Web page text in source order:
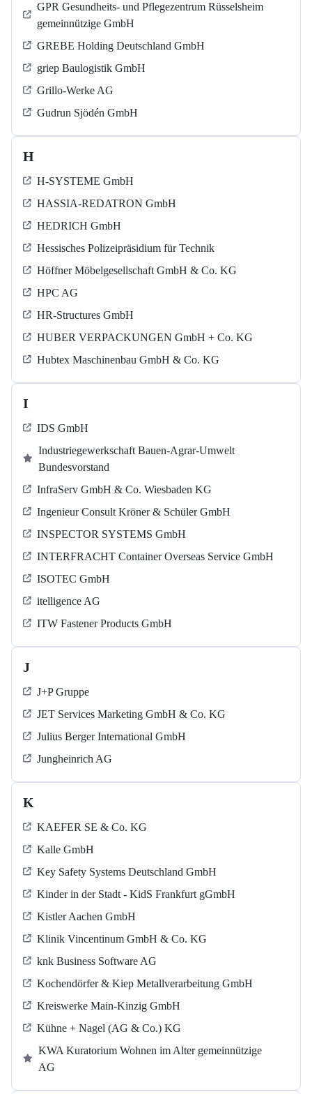
GPR Gesundheits- und Pflegezentrum Rüsselsheim
gemeinnützige GmbH
GREBE Holding Deutschland GmbH
griep Baulogistik GmbH
Grillo-Werke AG
Gudrun Sjödén GmbH
H
H-SYSTEME GmbH
HASSIA-REDATRON GmbH
HEDRICH GmbH
Hessisches Polizeipräsidium für Technik
Höffner Möbelgesellschaft GmbH & Co. KG
HPC AG
HR-Structures GmbH
HUBER VERPACKUNGEN GmbH + Co. KG
Hubtex Maschinenbau GmbH & Co. KG
I
IDS GmbH
Industriegewerkschaft Bauen-Agrar-Umwelt
Bundesvorstand
InfraServ GmbH & Co. Wiesbaden KG
Ingenieur Consult Kröner & Schüler GmbH
INSPECTOR SYSTEMS GmbH
INTERFRACHT Container Overseas Service GmbH
ISOTEC GmbH
itelligence AG
ITW Fastener Products GmbH
J
J+P Gruppe
JET Services Marketing GmbH & Co. KG
Julius Berger International GmbH
Jungheinrich AG
K
KAEFER SE & Co. KG
Kalle GmbH
Key Safety Systems Deutschland GmbH
Kinder in der Stadt - KidS Frankfurt gGmbH
Kistler Aachen GmbH
Klinik Vincentinum GmbH & Co. KG
knk Business Software AG
Kochendörfer & Kiep Metallverarbeitung GmbH
Kreiswerke Main-Kinzig GmbH
Kühne + Nagel (AG & Co.) KG
KWA Kuratorium Wohnen im Alter gemeinnützige
AG